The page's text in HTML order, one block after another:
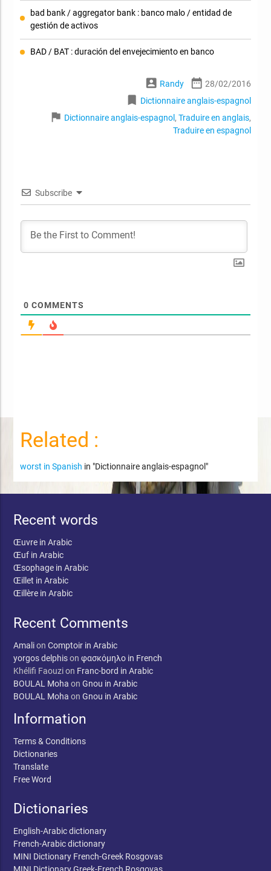
bad bank / aggregator bank : banco malo / entidad de
gestión de activos
BAD / BAT : duración del envejecimiento en banco
account_box Randy date_range 28/02/2016
bookmark Dictionnaire anglais-espagnol
flag Dictionnaire anglais-espagnol ,Traduire en anglais,
Traduire en espagnol
Subscribe
0 COMMENTS
Related :
worst in Spanish in "Dictionnaire anglais-espagnol"
Recent words
Œuvre in Arabic
Œuf in Arabic
Œsophage in Arabic
Œillet in Arabic
Œillère in Arabic
Recent Comments
AmalionComptoir in Arabic
yorgos delphisonφασκόμηλο in French
Khélifi Faouzion Franc-bord in Arabic
BOULAL Moha onGnou in Arabic
BOULAL Moha onGnou in Arabic
Information
Terms & Conditions
Dictionaries
Translate
Free Word
Dictionaries
English-Arabic dictionary
French-Arabic dictionary
MINI Dictionary French-Greek Rosgovas